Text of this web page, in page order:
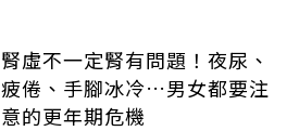
腎虛不一定腎有問題！夜尿、
疲倦、手腳冰冷…男女都要注
意的更年期危機